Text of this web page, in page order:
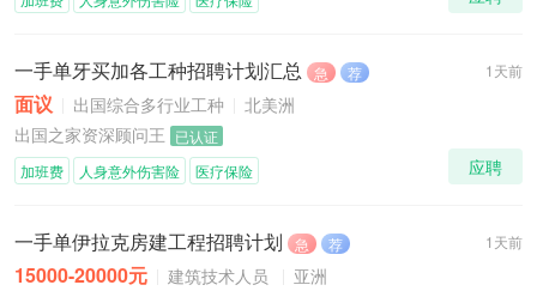
1天前
一手单牙买加各工种招聘计划汇总 急 荐
面议 出国综合多行业工种
北美洲
出国之家资深顾问王 已认证
应聘
加班费 人身意外伤害险 医疗保险
1天前
一手单伊拉克房建工程招聘计划 急 荐
15000-20000元 建筑技术人员
亚洲